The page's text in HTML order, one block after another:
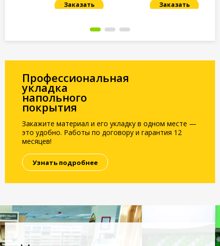
Заказать Заказать
Профессиональная
укладка
напольного
покрытия
Закажите материал и его укладку в одном месте —
это удобно. Работы по договору и гарантия 12
месяцев!
Узнать подробнее